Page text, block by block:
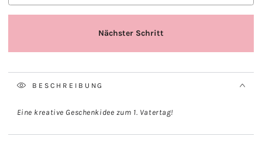
BESCHREIBUNG
Eine kreative Geschenkidee zum 1. Vatertag!